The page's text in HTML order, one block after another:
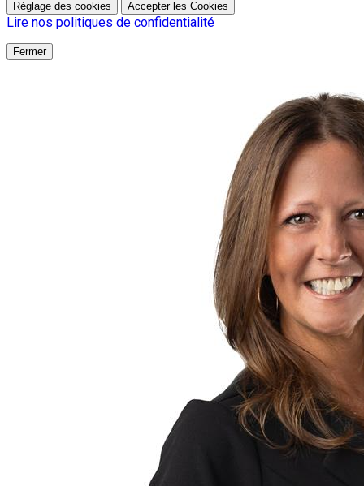
Réglage des cookies Accepter les Cookies
Lire nos politiques de confidentialité
Fermer